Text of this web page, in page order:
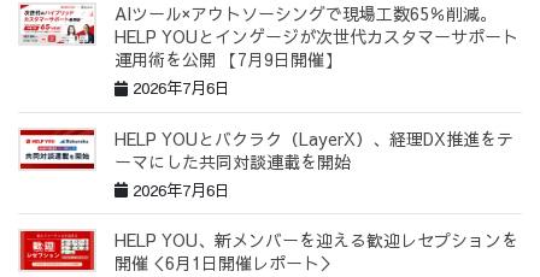
AIツール×アウトソーシングで現場工数65％削減。
HELP YOUとインゲージが次世代カスタマーサポート
運用術を公開 【7月9日開催】
2026年7月6日
HELP YOUとバクラク（LayerX）、経理DX推進をテ
ーマにした共同対談連載を開始
2026年7月6日
HELP YOU、新メンバーを迎える歓迎レセプションを
開催＜6月1日開催レポート＞